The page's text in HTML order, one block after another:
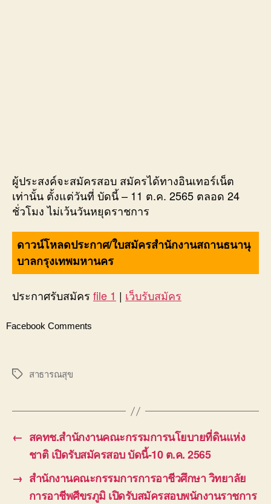
ผู้ประสงค์จะสมัครสอบ สมัครได้ทางอินเทอร์เน็ต
เท่านั้น ตั้งแต่วันที่ บัดนี้ – 11 ต.ค. 2565 ตลอด 24
ชั่วโมง ไม่เว้นวันหยุดราชการ
ดาวน์โหลดประกาศ/ใบสมัครสำนักงานสถานธนานุ
บาลกรุงเทพมหานคร
ประกาศรับสมัคร file 1 | เว็บรับสมัคร
Facebook Comments
Tagsสาธารณสุข
← สคทช.สำนักงานคณะกรรมการนโยบายที่ดินแห่ง
ชาติ เปิดรับสมัครสอบ บัดนี้-10 ต.ค. 2565
→ สำนักงานคณะกรรมการการอาชีวศึกษา วิทยาลัย
การอาชีพศีขรภูมิ เปิดรับสมัครสอบพนักงานราชการ